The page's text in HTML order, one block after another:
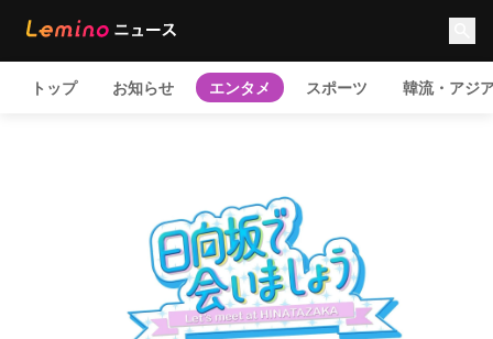
トップ お知らせ エンタメ スポーツ 韓流・アジ